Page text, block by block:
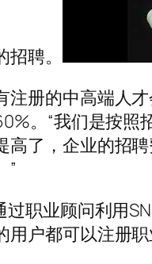
聘。
册的中高端人
。“我们是按照
了，企业的招
”
职业顾问利用
户都可以注册